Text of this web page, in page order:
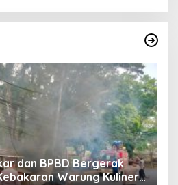
dan BPBD Bergerak
Warung Kuliner